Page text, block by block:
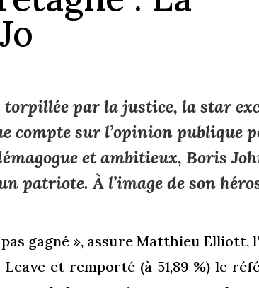
torpillée par la justice, la star
compte sur l’opinion publique
et ambitieux, Boris
patriote. À l’image de son
gagné », assure Matthieu Elliott,
et remporté (à 51,89 %) le